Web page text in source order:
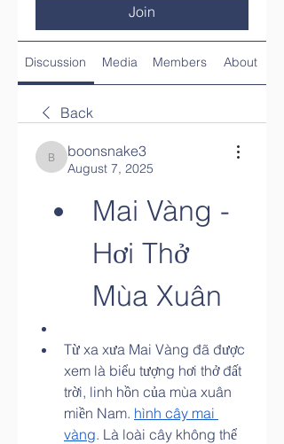
Join
Discussion Media Members About
Back
boonsnake3
boonsnake3
August 7, 2025
Mai Vàng -
Hơi Thở
Mùa Xuân
Từ xa xưa Mai Vàng đã được
xem là biểu tượng hơi thở đất
trời, linh hồn của mùa xuân
miền Nam. hình cây mai
vàng. Là loài cây không thể